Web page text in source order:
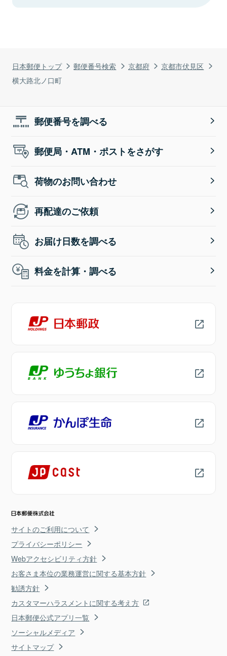
日本郵便トップ 郵便番号検索 京都府
京都市伏見区
横大路北ノ口町
郵便番号を調べる
郵便局・ATM・ポストをさがす
荷物のお問い合わせ
再配達のご依頼
お届け日数を調べる
料金を計算・調べる
サイトのご利用について
プライバシーポリシー
Webアクセシビリティ方針
お客さま本位の業務運営に関する基本方針
勧誘方針
カスタマーハラスメントに関する考え方
日本郵便公式アプリ一覧
ソーシャルメディア
サイトマップ